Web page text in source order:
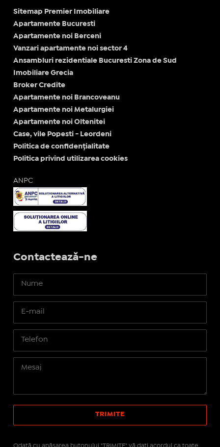
Sitemap Premier Imobiliare
Apartamente Bucuresti
Apartamente noi Berceni
Vanzari apartamente noi sector 4
Ansambluri rezidentiale Bucuresti Zona de Sud
Imobiliare Grecia
Broker Credite
Apartamente noi Brancoveanu
Apartamente noi Metalurgiei
Apartamente noi Oltenitei
Case, vile Popesti - Leordeni
Politica de confidențialitate
Politica privind utilizarea cookies
ANPC
Contactează-ne
Odată cu apăsarea butonului "TRIMITE" vă daţi acordul ca toate